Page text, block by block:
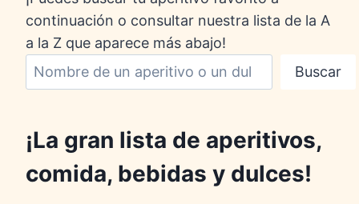
continuación o consultar nuestra lista de la A
a la Z que aparece más abajo!
Buscar
¡La gran lista de aperitivos,
comida, bebidas y dulces!